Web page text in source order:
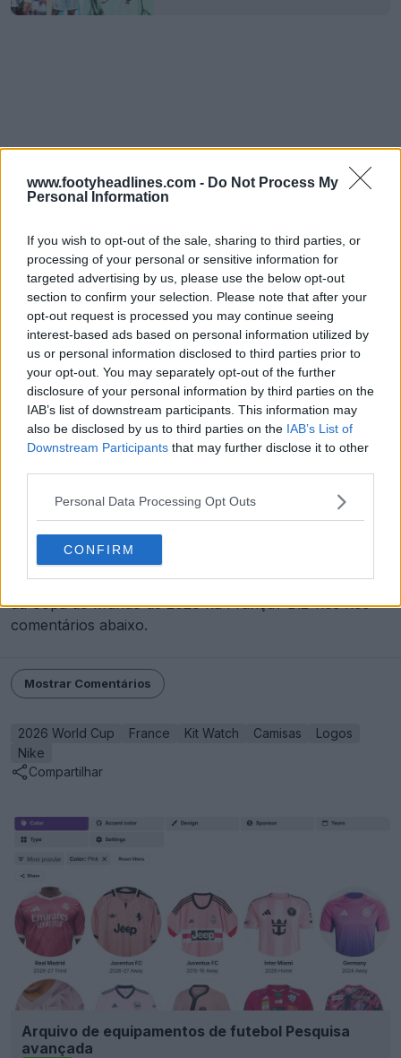
www.footyheadlines.com - Do Not Process My
Personal Information
If you wish to opt-out of the sale, sharing to third parties, or
processing of your personal or sensitive information for
targeted advertising by us, please use the below opt-out
section to confirm your selection. Please note that after your
opt-out request is processed you may continue seeing
interest-based ads based on personal information utilized by
us or personal information disclosed to third parties prior to
your opt-out. You may separately opt-out of the further
disclosure of your personal information by third parties on the
IAB’s list of downstream participants. This information may
also be disclosed by us to third parties on the IAB’s List of
Downstream Participants that may further disclose it to other
Personal Data Processing Opt Outs
CONFIRM
Esperamos vê-lo colocado na parte interna da gola, na
parte de trás do pescoço ou, potencialmente, como
uma etiqueta na bainha da camisa.
Gostas deste ícone de inspiração retro para as camisas
da Copa do Mundo de 2026 na França? Diz-nos nos
comentários abaixo.
Mostrar Comentários
2026 World Cup France Kit Watch Camisas
Logos
Nike
Compartilhar
Arquivo de equipamentos de futebol Pesquisa
avançada